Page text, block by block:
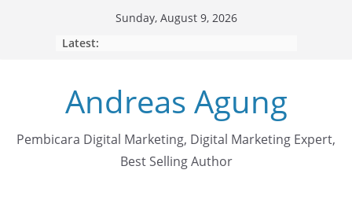
Sunday, August 9, 2026
Latest:
Andreas Agung
Pembicara Digital Marketing, Digital Marketing Expert,
Best Selling Author